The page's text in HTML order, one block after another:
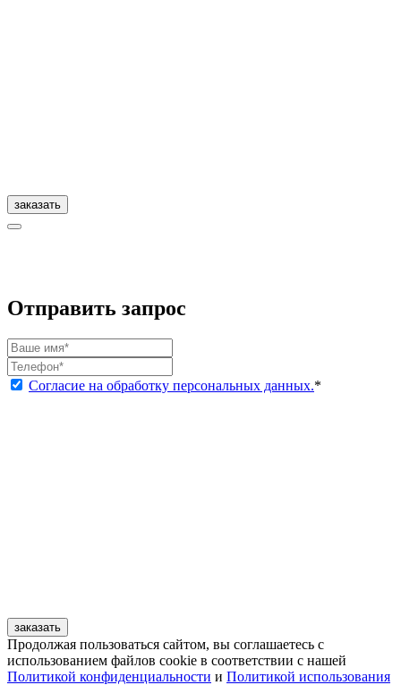
заказать
Отправить запрос
Согласие на обработку персональных данных.*
заказать
Продолжая пользоваться сайтом, вы соглашаетесь с
использованием файлов cookie в соответствии с нашей
Политикой конфиденциальности и Политикой использования